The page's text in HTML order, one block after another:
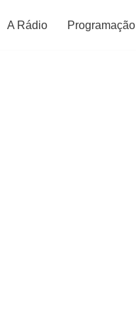
A Rádio Programação